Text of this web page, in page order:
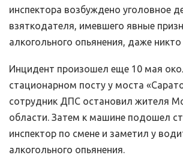
инспектора возбуждено уголовное
взяткодателя, имевшего явные
алкогольного опьянения, даже
Инцидент произошел еще 10 мая
стационарном посту у моста
сотрудник ДПС остановил жителя
области. Затем к машине подошел
инспектор по смене и заметил у
алкогольного опьянения.